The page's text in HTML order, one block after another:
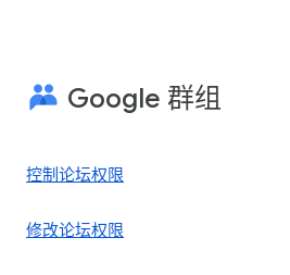
Google 群组
控制论坛权限
修改论坛权限